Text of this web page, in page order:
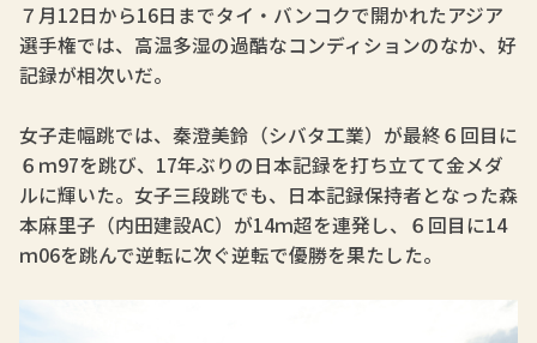
７月12日から16日までタイ・バンコクで開かれたアジア
選手権では、高温多湿の過酷なコンディションのなか、好
記録が相次いだ。
女子走幅跳では、秦澄美鈴（シバタ工業）が最終６回目に
６ｍ97を跳び、17年ぶりの日本記録を打ち立てて金メダ
ルに輝いた。女子三段跳でも、日本記録保持者となった森
本麻里子（内田建設AC）が14ｍ超を連発し、６回目に14
ｍ06を跳んで逆転に次ぐ逆転で優勝を果たした。